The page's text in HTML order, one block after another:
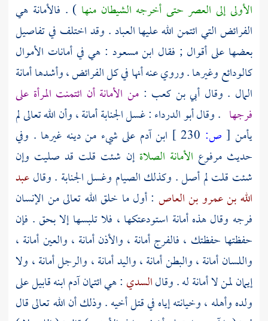
الأولى إلى العصر حتى أخرجه الشيطان منها ) . فالأمانة هي
الفرائض التي ائتمن الله عليها العباد . وقد اختلف في تفاصيل
بعضها على أقوال ; فقال ابن مسعود : هي في أمانات الأموال
كالودائع وغيرها . وروي عنه أنها في كل الفرائض ، وأشدها أمانة
المال . وقال أبي بن كعب :من الأمانة أن ائتمنت المرأة على
فرجها . وقالأبو الدرداء: غسل الجنابة أمانة ، وأن الله تعالى لم
يأمن [ ص: ابنآدم على شيء من دينه غيرها . وفي
حديث مرفوع الأمانة الصلاةإن شئت قلت قد صليت وإن
شئت قلت لم أصل . وكذلك الصيام وغسل الجنابة . وقالعبد
الله بن عمرو بن العاص : أول ما خلق الله تعالى من الإنسان
فرجه وقال هذه أمانة استودعتكها ، فلا تلبسها إلا بحق . فإن
حفظتها حفظتك ، فالفرج أمانة ، والأذن أمانة ، والعين أمانة ،
واللسان أمانة ، والبطن أمانة ، واليد أمانة ، والرجل أمانة ، ولا
إيمان لمن لا أمانة له . وقالالسدي : هي ائتمانآدمابنهقابيلعلى
ولده وأهله ، وخيانته إياه في قتل أخيه . وذلك أن الله تعالى قال